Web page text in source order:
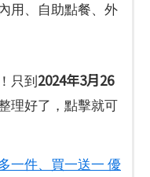
用、自助點餐、外
！只到2024年3月26
理好了，點擊就可
一件、買一送一 優